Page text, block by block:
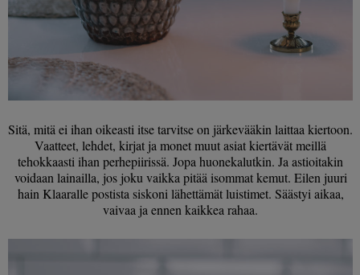
Sitä, mitä ei ihan oikeasti itse tarvitse on järkevääkin laittaa kiertoon.
Vaatteet, lehdet, kirjat ja monet muut asiat kiertävät meillä
tehokkaasti ihan perhepiirissä. Jopa huonekalutkin. Ja astioitakin
voidaan lainailla, jos joku vaikka pitää isommat kemut. Eilen juuri
hain Klaaralle postista siskoni lähettämät luistimet. Säästyi aikaa,
vaivaa ja ennen kaikkea rahaa.